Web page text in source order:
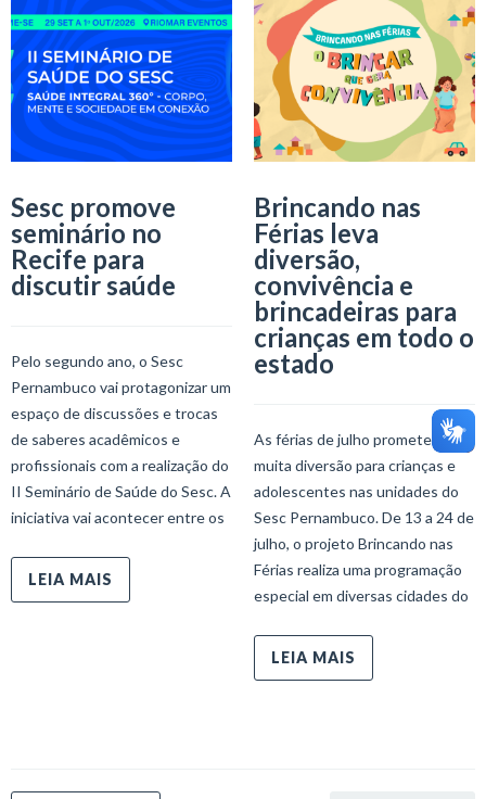
Sesc promove
seminário no
Recife para
discutir saúde
Pelo segundo ano, o Sesc
Pernambuco vai protagonizar um
espaço de discussões e trocas
de saberes acadêmicos e
profissionais com a realização do
II Seminário de Saúde do Sesc. A
iniciativa vai acontecer entre os
LEIA MAIS
Brincando nas
Férias leva
diversão,
convivência e
brincadeiras para
crianças em todo o
estado
As férias de julho prometem
muita diversão para crianças e
adolescentes nas unidades do
Sesc Pernambuco. De 13 a 24 de
julho, o projeto Brincando nas
Férias realiza uma programação
especial em diversas cidades do
LEIA MAIS